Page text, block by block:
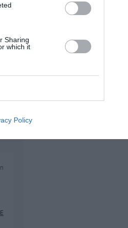
Sharing
which it
Policy
min